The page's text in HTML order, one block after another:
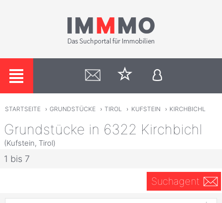
STARTSEITE › GRUNDSTÜCKE › TIROL › KUFSTEIN › KIRCHBICHL
Grundstücke in 6322 Kirchbichl
(Kufstein, Tirol)
1 bis 7
Suchagent